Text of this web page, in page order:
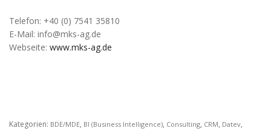
Telefon: +40 (0) 7541 35810
E-Mail: info@mks-ag.de
Webseite: www.mks-ag.de
Kategorien: BDE/MDE, BI (Business Intelligence), Consulting, CRM, Datev,
Analysen zu
erstellen, wobei
pseudonymisierte
Websitenutzung